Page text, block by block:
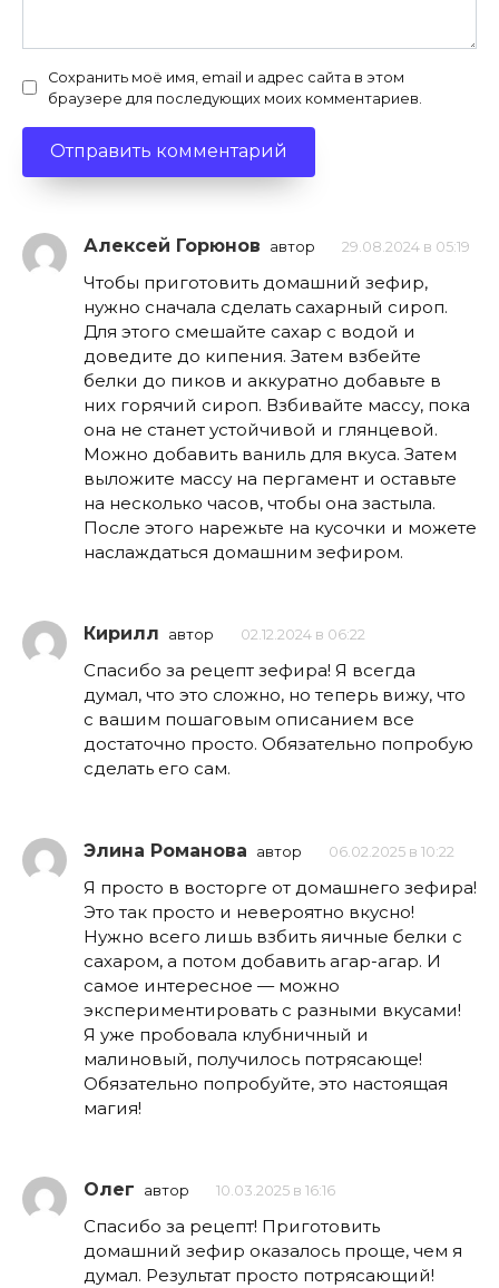
Сохранить моё имя, email и адрес сайта в этом
браузере для последующих моих комментариев.
Алексей Горюнов автор 29.08.2024 в 05:19
Чтобы приготовить домашний зефир,
нужно сначала сделать сахарный сироп.
Для этого смешайте сахар с водой и
доведите до кипения. Затем взбейте
белки до пиков и аккуратно добавьте в
них горячий сироп. Взбивайте массу, пока
она не станет устойчивой и глянцевой.
Можно добавить ваниль для вкуса. Затем
выложите массу на пергамент и оставьте
на несколько часов, чтобы она застыла.
После этого нарежьте на кусочки и можете
наслаждаться домашним зефиром.
Кирилл автор 02.12.2024 в 06:22
Спасибо за рецепт зефира! Я всегда
думал, что это сложно, но теперь вижу, что
с вашим пошаговым описанием все
достаточно просто. Обязательно попробую
сделать его сам.
Элина Романова автор 06.02.2025 в 10:22
Я просто в восторге от домашнего зефира!
Это так просто и невероятно вкусно!
Нужно всего лишь взбить яичные белки с
сахаром, а потом добавить агар-агар. И
самое интересное — можно
экспериментировать с разными вкусами!
Я уже пробовала клубничный и
малиновый, получилось потрясающе!
Обязательно попробуйте, это настоящая
магия!
Олег автор 10.03.2025 в 16:16
Спасибо за рецепт! Приготовить
домашний зефир оказалось проще, чем я
думал. Результат просто потрясающий!